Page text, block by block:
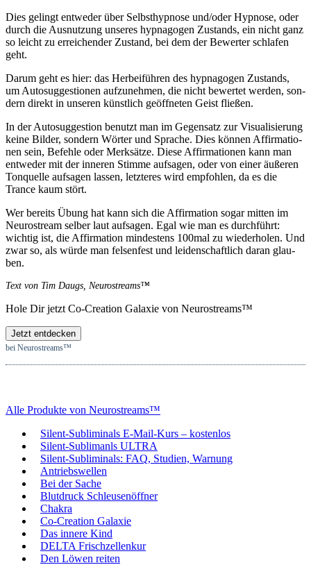
Dies gelingt ent­we­der über Selbst­hyp­no­se und/oder Hyp­no­se, oder
durch die Aus­nut­zung unse­res hyp­n­ago­gen Zustands, ein nicht ganz
so leicht zu errei­chen­der Zustand, bei dem der Bewer­ter schla­fen
geht.
Dar­um geht es hier: das Her­bei­füh­ren des hyp­n­ago­gen Zustands,
um Auto­sug­ges­tio­nen auf­zu­neh­men, die nicht bewer­tet wer­den, son­
dern direkt in unse­ren künst­lich geöff­ne­ten Geist flie­ßen.
In der Auto­sug­ges­ti­on benutzt man im Gegen­satz zur Visua­li­sie­rung
kei­ne Bil­der, son­dern Wör­ter und Spra­che. Dies kön­nen Affir­ma­tio­
nen sein, Befeh­le oder Merk­sät­ze. Die­se Affir­ma­tio­nen kann man
ent­we­der mit der inne­ren Stim­me auf­sa­gen, oder von einer äuße­ren
Ton­quel­le auf­sa­gen las­sen, letz­te­res wird emp­foh­len, da es die
Trance kaum stört.
Wer bereits Übung hat kann sich die Affir­ma­ti­on sogar mit­ten im
Neu­ro­st­ream sel­ber laut auf­sa­gen. Egal wie man es durch­führt:
wich­tig ist, die Affir­ma­ti­on min­des­tens 100mal zu wie­der­ho­len. Und
zwar so, als wür­de man fel­sen­fest und lei­den­schaft­lich dar­an glau­
ben.
Text von Tim Daugs, Neu­ro­st­reams™
Hole Dir jetzt Co-Crea­ti­on Gala­xie von Neu­ro­st­reams™
Jetzt entdecken
bei Neu­ro­st­reams™
Alle Pro­duk­te von Neu­ro­st­reams™
Silent-Sub­li­mi­nals E‑Mail-Kurs – kos­ten­los
Silent-Sub­li­manls ULTRA
Silent-Sub­li­mi­nals: FAQ, Stu­di­en, War­nung
Antriebs­wel­len
Bei der Sache
Blut­druck Schleu­sen­öff­ner
Chakra
Co-Crea­ti­on Gala­xie
Das inne­re Kind
DELTA Frisch­zel­len­kur
Den Löwen rei­ten